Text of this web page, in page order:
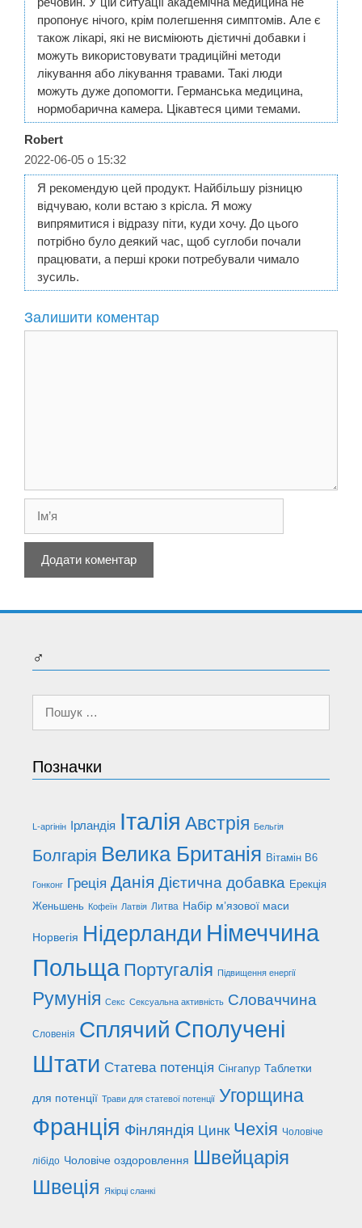
пропонує нічого, крім полегшення симптомів. Але є
також лікарі, які не висміюють дієтичні добавки і
можуть використовувати традиційні методи
лікування або лікування травами. Такі люди
можуть дуже допомогти. Германська медицина,
нормобарична камера. Цікавтеся цими темами.
Robert
2022-06-05 о 15:32
Я рекомендую цей продукт. Найбільшу різницю
відчуваю, коли встаю з крісла. Я можу
випрямитися і відразу піти, куди хочу. До цього
потрібно було деякий час, щоб суглоби почали
працювати, а перші кроки потребували чимало
зусиль.
Залишити коментар
♂
Позначки
L-аргінін Ірландія Італія Австрія Бельгія
Болгарія Велика Британія Вітамін В6
Гонконг Греція Данія Дієтична добавка Ерекція
Женьшень Кофеїн Латвія Литва Набір м’язової маси
Норвегія Нідерланди Німеччина
Польща Португалія Підвищення енергії
Румунія Секс Сексуальна активність Словаччина
Словенія Сплячий Сполучені
Штати Статева потенція Сінгапур Таблетки
для потенції Трави для статевої потенції Угорщина
Франція Фінляндія Цинк Чехія Чоловіче
лібідо Чоловіче оздоровлення Швейцарія
Швеція Якірці сланкі